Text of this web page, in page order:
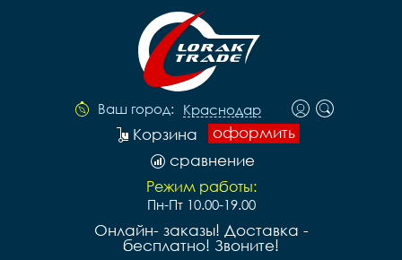
Ваш город: Краснодар
оформить
Корзина
сравнение
Режим работы:
Пн-Пт 10.00-19.00
Онлайн- заказы! Доставка -
бесплатно! Звоните!